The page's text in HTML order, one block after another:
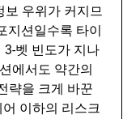
보 우위가 커지므
지션일수록 타이
벳 빈도가 지나
에서도 약간의
략을 크게 바꾼
이하의 리스크